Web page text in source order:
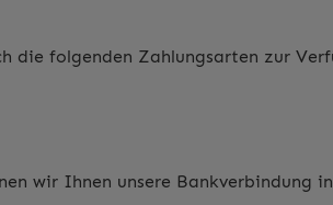
die folgenden Zahlungsarten zur
wir Ihnen unsere Bankverbindung